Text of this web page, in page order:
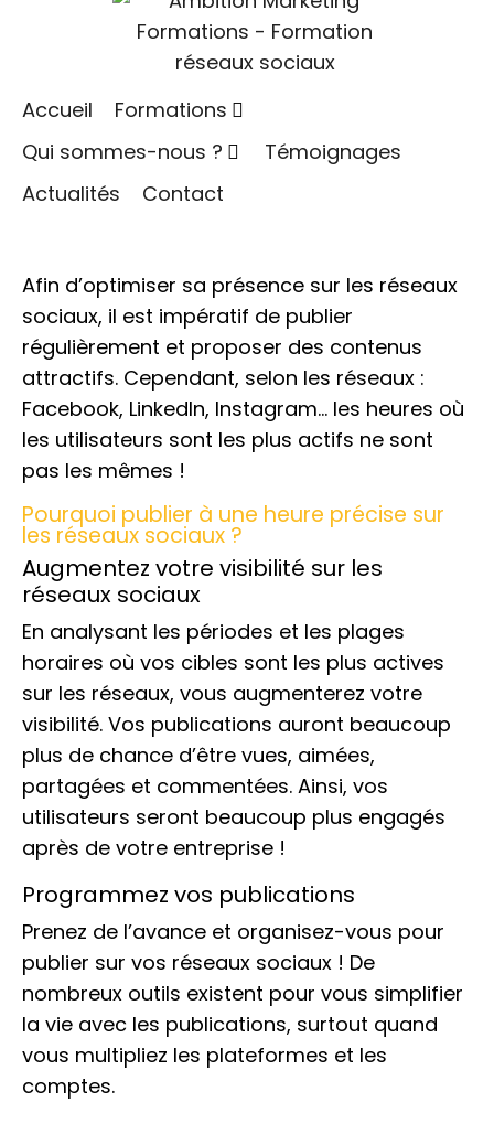
Accueil
Formations
Qui sommes-nous ?
Témoignages
Actualités
Contact
Quand faut-il publier sur les réseaux sociaux ?
Publié le14 mai 2020 Dans
Afin d’optimiser sa présence sur les réseaux
sociaux, il est impératif de publier
régulièrement et proposer des contenus
attractifs. Cependant, selon les réseaux :
Facebook, LinkedIn, Instagram… les heures où
les utilisateurs sont les plus actifs ne sont
pas les mêmes !
Pourquoi publier à une heure précise sur
les réseaux sociaux ?
Augmentez votre visibilité sur les
réseaux sociaux
En analysant les périodes et les plages
horaires où vos cibles sont les plus actives
sur les réseaux, vous augmenterez votre
visibilité. Vos publications auront beaucoup
plus de chance d’être vues, aimées,
partagées et commentées. Ainsi, vos
utilisateurs seront beaucoup plus engagés
après de votre entreprise !
Programmez vos publications
Prenez de l’avance et organisez-vous pour
publier sur vos réseaux sociaux ! De
nombreux outils existent pour vous simplifier
la vie avec les publications, surtout quand
vous multipliez les plateformes et les
comptes.